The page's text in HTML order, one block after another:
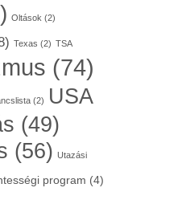
Oltások (2)
Texas (2) TSA
(74)
(2)
USA
(49)
(56) Utazási
program (4)